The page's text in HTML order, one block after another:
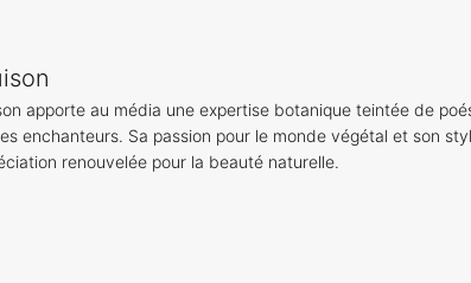
apporte au média une expertise botanique teintée de
enchanteurs. Sa passion pour le monde végétal et son
renouvelée pour la beauté naturelle.